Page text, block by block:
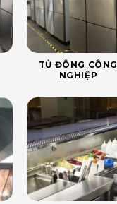
TỦ ĐÔNG CÔNG
NGHIỆP